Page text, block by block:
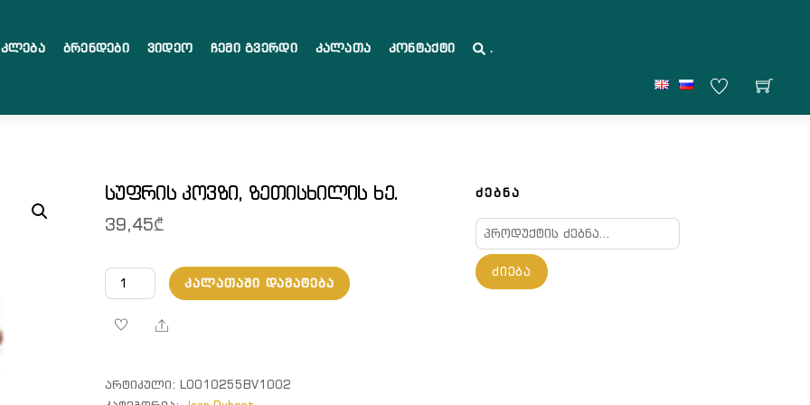
Ბრენდები Ვიდეო Ჩემი Გვერდი Კალათა Კონტაქტი .
სუფრის კოვზი, ზეთისხილის ხე.
39,45₾
რაოდენობა:
სუფრის
კოვზი,
ᲙᲐᲚᲐᲗᲐᲨᲘ ᲓᲐᲛᲐᲢᲔᲑᲐ
Share
ᲐᲠᲢᲘᲙᲣᲚᲘ: L0010255BV1002
ᲫᲔᲑᲜᲐ
ძებნა:
ᲫᲘᲔᲑᲐ